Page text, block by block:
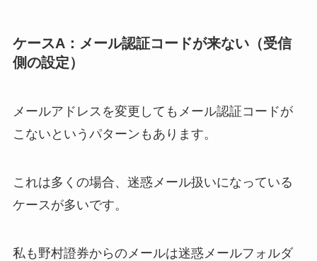
ケースA：メール認証コードが来ない（受信
側の設定）
メールアドレスを変更してもメール認証コードが
こないというパターンもあります。
これは多くの場合、迷惑メール扱いになっている
ケースが多いです。
私も野村證券からのメールは迷惑メールフォルダ